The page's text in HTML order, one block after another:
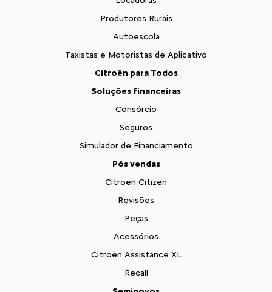
Produtores Rurais
Autoescola
Taxistas e Motoristas de Aplicativo
Citroën para Todos
Soluções financeiras
Consórcio
Seguros
Simulador de Financiamento
Pós vendas
Citroën Citizen
Revisões
Peças
Acessórios
Citroën Assistance XL
Recall